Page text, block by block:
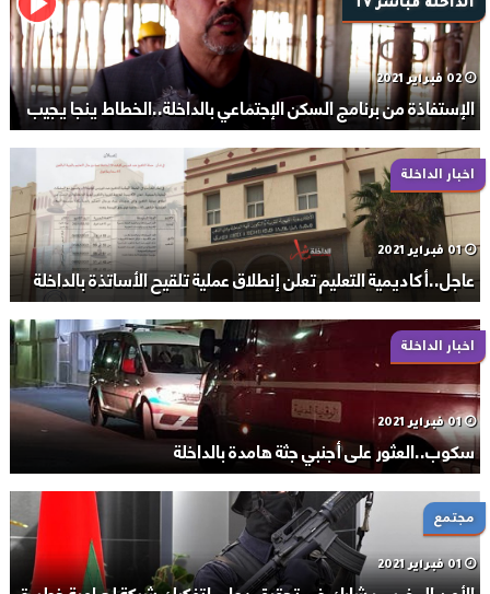
الداخلة مباشر TV
02 فبراير 2021
الإستفاذة من برنامج السكن الإجتماعي بالداخلة..الخطاط ينجا يجيب
اخبار الداخلة
01 فبراير 2021
عاجل..أكاديمية التعليم تعلن إنطلاق عملية تلقيح الأساتذة بالداخلة
اخبار الداخلة
01 فبراير 2021
سكوب..العثور على أجنبي جثة هامدة بالداخلة
مجتمع
01 فبراير 2021